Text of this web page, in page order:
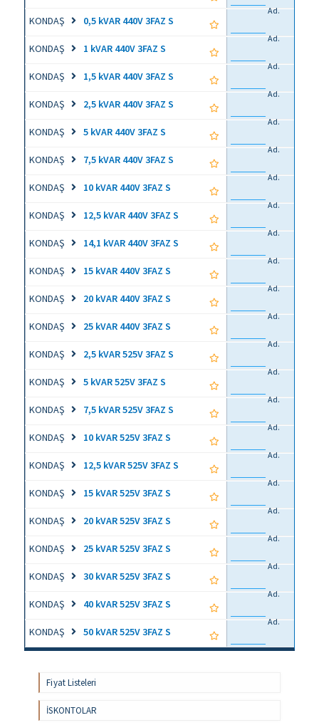
KONDAŞ 0,5 kVAR 440V 3FAZ S
Ad.
KONDAŞ 1 kVAR 440V 3FAZ S
Ad.
KONDAŞ 1,5 kVAR 440V 3FAZ S
Ad.
KONDAŞ 2,5 kVAR 440V 3FAZ S
Ad.
KONDAŞ 5 kVAR 440V 3FAZ S
Ad.
KONDAŞ 7,5 kVAR 440V 3FAZ S
Ad.
KONDAŞ 10 kVAR 440V 3FAZ S
Ad.
KONDAŞ 12,5 kVAR 440V 3FAZ S
Ad.
KONDAŞ 14,1 kVAR 440V 3FAZ S
Ad.
KONDAŞ 15 kVAR 440V 3FAZ S
Ad.
KONDAŞ 20 kVAR 440V 3FAZ S
Ad.
KONDAŞ 25 kVAR 440V 3FAZ S
Ad.
KONDAŞ 2,5 kVAR 525V 3FAZ S
Ad.
KONDAŞ 5 kVAR 525V 3FAZ S
Ad.
KONDAŞ 7,5 kVAR 525V 3FAZ S
Ad.
KONDAŞ 10 kVAR 525V 3FAZ S
Ad.
KONDAŞ 12,5 kVAR 525V 3FAZ S
Ad.
KONDAŞ 15 kVAR 525V 3FAZ S
Ad.
KONDAŞ 20 kVAR 525V 3FAZ S
Ad.
KONDAŞ 25 kVAR 525V 3FAZ S
Ad.
KONDAŞ 30 kVAR 525V 3FAZ S
Ad.
KONDAŞ 40 kVAR 525V 3FAZ S
Ad.
KONDAŞ 50 kVAR 525V 3FAZ S
Ad.
Fiyat Listeleri
İSKONTOLAR